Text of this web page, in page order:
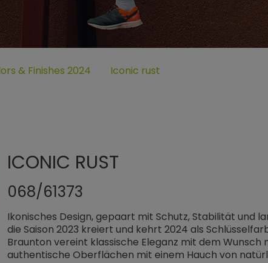
für „Collections“
& Finishes 2024 Iconic rust
ICONIC RUST
068/61373
Ikonisches Design, gepaart mit Schutz, Stabilität und
die Saison 2023 kreiert und kehrt 2024 als
Braunton vereint klassische Eleganz mit dem Wunsch
authentische Oberflächen mit einem Hauch von